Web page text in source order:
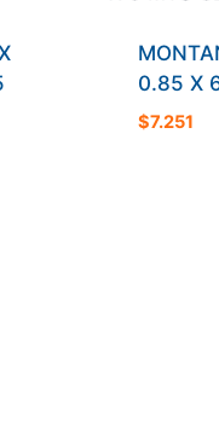
0.85 X
$7.251